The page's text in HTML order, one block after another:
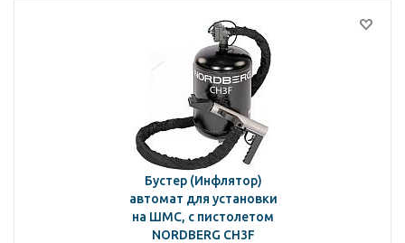
Бустер (Инфлятор)
автомат для установки
на ШМС, с пистолетом
NORDBERG CH3F